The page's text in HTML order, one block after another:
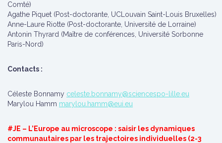
Comté)
Agathe Piquet (Post-doctorante, UCLouvain Saint-Louis Bruxelles)
Anne-Laure Riotte (Post-doctorante, Université de Lorraine)
Antonin Thyrard (Maître de conférences, Université Sorbonne
Paris-Nord)
Contacts :
Céleste Bonnamy celeste.bonnamy@sciencespo-lille.eu
Marylou Hamm marylou.hamm@eui.eu
#JE – L’Europe au microscope : saisir les dynamiques
communautaires par les trajectoires individuelles (2-3